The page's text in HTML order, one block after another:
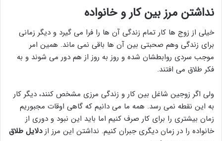
نداشتن مرز بین کار و خانواده
خیلی از زوج ها کار تمام زندگی آن ها را فرا می گیرد و دیگر زمانی
برای زندگی وهم صحبتی بین آن ها باقی نمی ماند. همین امر
موجب سردی روابطشان شده و روز به روز از هم دور می شوند و به
فکر طلاق می افتند.
ولی اگر زوجین شاغل بین کار و زندگی مرزی مشخص کنند، دیگر کار
به این نقطه نمی رسد. همه ما می دانیم که گاهی اوقات مجبوریم
زمان بیشتری را برای کار صرف کنیم اما باید این نبود و دوری از
خانواده را در زمان دیگری جبران کنیم. نداشتن این مرز ازدلایل طلاق